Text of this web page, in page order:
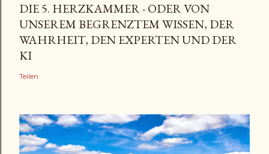
DIE 5. HERZKAMMER - ODER VON
UNSEREM BEGRENZTEM WISSEN, DER
WAHRHEIT, DEN EXPERTEN UND DER
KI
Teilen